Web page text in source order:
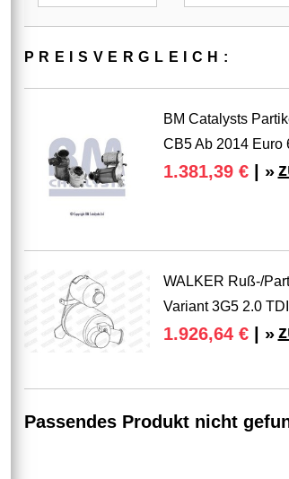
PREIS­VER­GLEICH:
BM Catalysts
CB5 Ab 2014 Euro
1.381,39 €| »
WALKER Ruß-/
Variant 3G5 2.0
1.926,64 €| »
Passendes Produkt nicht